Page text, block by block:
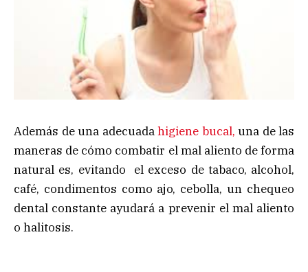
Además de una adecuadahigiene bucal, una de las
maneras de cómo combatir el mal aliento de forma
natural es, evitando el exceso de tabaco, alcohol,
café, condimentos como ajo, cebolla, un chequeo
dental constante ayudará a prevenir el mal aliento
o halitosis.